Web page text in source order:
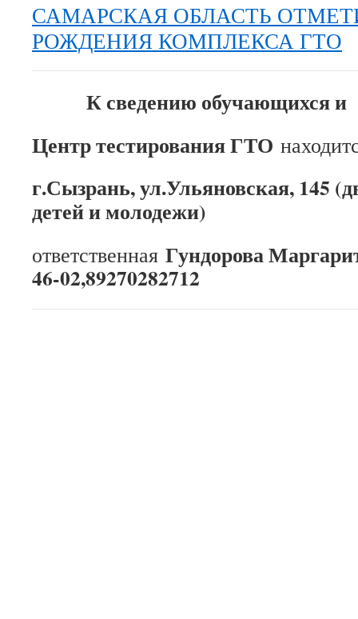
САМАРСКАЯ ОБЛАСТЬ
РОЖДЕНИЯ КОМПЛЕКСА ГТО
К сведению обучающихся и
Центр тестирования ГТО
г.Сызрань, ул.Ульяновская, 145
детей и молодежи)
ответственная Гундорова
46-02,89270282712